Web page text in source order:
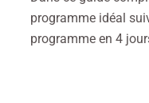
programme idéal
programme en 4